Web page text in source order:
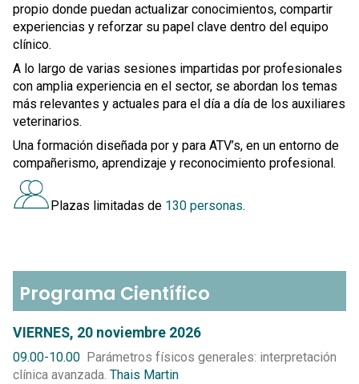
propio donde puedan actualizar conocimientos, compartir
experiencias y reforzar su papel clave dentro del equipo
clínico.
A lo largo de varias sesiones impartidas por profesionales
con amplia experiencia en el sector, se abordan los temas
más relevantes y actuales para el día a día de los auxiliares
veterinarios.
Una formación diseñada por y para ATV’s, en un entorno de
compañerismo, aprendizaje y reconocimiento profesional.
Plazas limitadas de 130 personas.
Programa Científico
VIERNES, 20 noviembre 2026
09.00-10.00 Parámetros físicos generales: interpretación
clínica avanzada. Thais Martin